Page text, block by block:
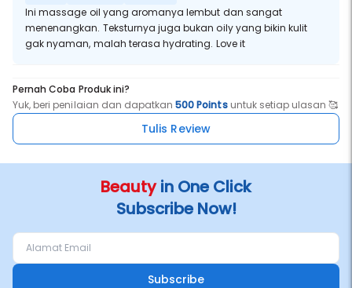
Ini massage oil yang aromanya lembut dan sangat
menenangkan. Teksturnya juga bukan oily yang bikin kulit
gak nyaman, malah terasa hydrating. Love it
Pernah Coba Produk ini?
Yuk, beri penilaian dan dapatkan500 Pointsuntuk setiap ulasan 🥰
Tulis Review
Beautyin One Click
Subscribe Now!
Subscribe